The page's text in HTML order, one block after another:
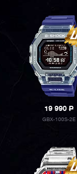
19 990P
GBX-100S-2E